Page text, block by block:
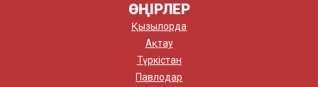
ӨҢІРЛЕР
Қызылорда
Ақтау
Түркістан
Павлодар